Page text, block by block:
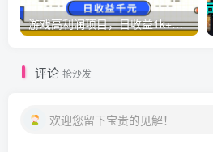
游戏高利润项目，日收益1k+，全自动，无需值守，解放双手，小白轻松上手【揭秘】
评论 抢沙发
欢迎您留下宝贵的见解！